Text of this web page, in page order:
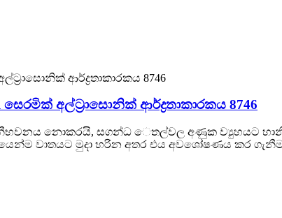
සෙරමික් අල්ට්‍රාසොනික් ආර්ද්‍රතාකාරකය 8746
නොකරයි, සගන්ධ ෙතල්වල අණුක ව්‍යුහයට හානි
වාතයට මුදා හරින අතර එය අවශෝෂණය කර